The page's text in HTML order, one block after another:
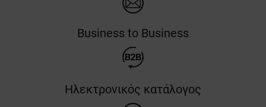
Business to Business
Ηλεκτρονικός κατάλογος